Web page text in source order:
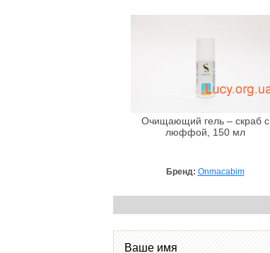
Очищающий гель – скраб с
люффой, 150 мл
Бренд: Onmacabim
Ваше имя